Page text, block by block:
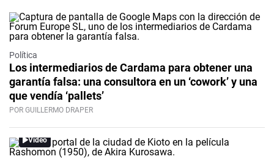
Política
Los intermediarios de Cardama para obtener una
garantía falsa: una consultora en un ‘cowork’ y una
que vendía ‘pallets’
POR GUILLERMO DRAPER
Video